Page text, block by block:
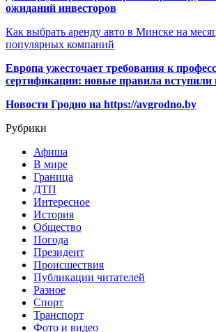
ожиданий инвесторов
Как выбрать аренду авто в Минске на
популярных компаний
Европа ужесточает требования к
сертификации: новые правила вступили
Новости Гродно на https://avgrodno.by
Рубрики
Афиша
В мире
Граница
ДТП
Интересное
История
Общество
Погода
Президент
Происшествия
Публикации читателей
Разное
Спорт
Транспорт
Фото и видео